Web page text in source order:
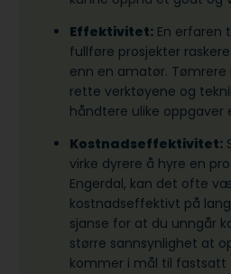
Effektivitet: En erfaren
fullføre prosjekter
enn en amatør. Tømrere
rette verktøyene og
håndtere ulike oppgaver
Kostnadseffektivitet:
virke dyrere å hyre en
Engerdal, kan det ofte
kostnadseffektivt på
sjanse for at du unngår
større sannsynlighet at
kommer i mål til fastsatt